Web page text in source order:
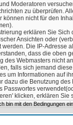
Moderatoren
zu überprüfen.
können nicht für den
erklären Sie
Ansichten oder
werden. Die IP-Adresse
dass die oben
des Webmasters nicht
falls sich jemand
um Informationen auf
dazu die Benutzung
Passwortes
klicken, erklären